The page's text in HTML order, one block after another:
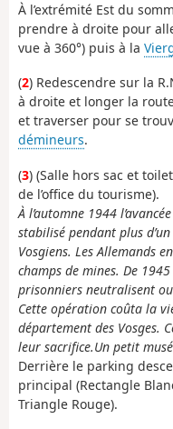
À l’extrémité Est du
prendre à droite pour
vue à 360°) puis à la
(2) Redescendre sur la
à droite et longer la
et traverser pour se
démineurs.
(3) (Salle hors sac et
de l’office du tourisme).
À l’automne 1944
stabilisé pendant plus
Vosgiens. Les Allemands
champs de mines. De
prisonniers neutralisent
Cette opération coûta la
département des Vosges.
leur sacrifice.Un petit
Derrière le parking
principal (Rectangle
Triangle Rouge).